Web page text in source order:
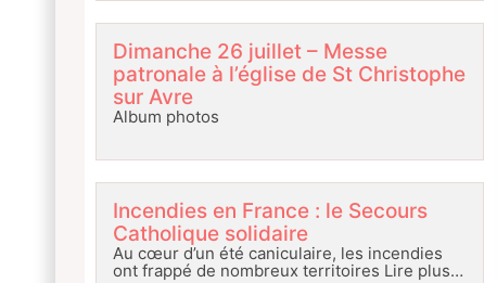
Dimanche 26 juillet – Messe
patronale à l’église de St Christophe
sur Avre
Album photos
Incendies en France : le Secours
Catholique solidaire
Au cœur d’un été caniculaire, les incendies
ont frappé de nombreux territoires Lire plus…